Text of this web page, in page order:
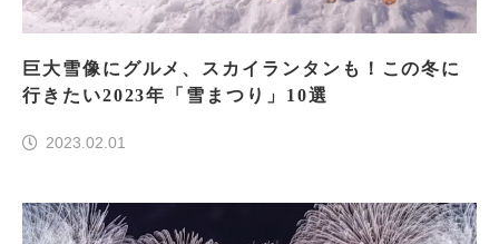
巨大雪像にグルメ、スカイランタンも！この冬に
行きたい2023年「雪まつり」10選
2023.02.01